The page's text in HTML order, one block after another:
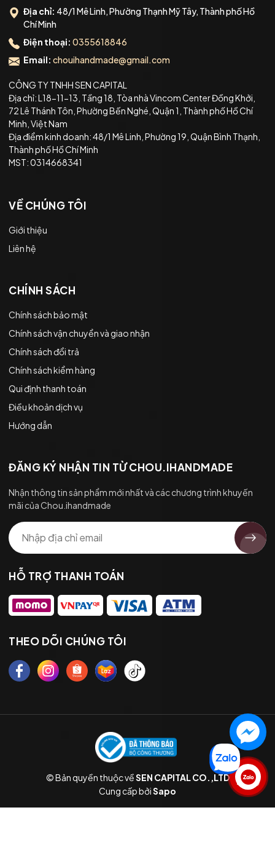
Địa chỉ: 48/1 Mê Linh, Phường Thạnh Mỹ Tây, Thành phố Hồ
Chí Minh
Điện thoại: 0355618846
Email: chouihandmade@gmail.com
CÔNG TY TNHH SEN CAPITAL
Địa chỉ: L18-11-13, Tầng 18, Tòa nhà Vincom Center Đồng Khởi,
72 Lê Thánh Tôn, Phường Bến Nghé, Quận 1, Thành phố Hồ Chí
Minh, Việt Nam
Địa điểm kinh doanh: 48/1 Mê Linh, Phường 19, Quận Bình Thạnh,
Thành phố Hồ Chí Minh
MST: 0314668341
VỀ CHÚNG TÔI
Giới thiệu
Liên hệ
CHÍNH SÁCH
Chính sách bảo mật
Chính sách vận chuyển và giao nhận
Chính sách đổi trả
Chính sách kiểm hàng
Qui định thanh toán
Điều khoản dịch vụ
Hướng dẫn
ĐĂNG KÝ NHẬN TIN TỪ CHOU.IHANDMADE
Nhận thông tin sản phẩm mới nhất và các chương trình khuyến
mãi của Chou.ihandmade
HỖ TRỢ THANH TOÁN
THEO DÕI CHÚNG TÔI
© Bản quyền thuộc vềSEN CAPITAL CO.,LTD
Cung cấp bởiSapo
Liên hệ